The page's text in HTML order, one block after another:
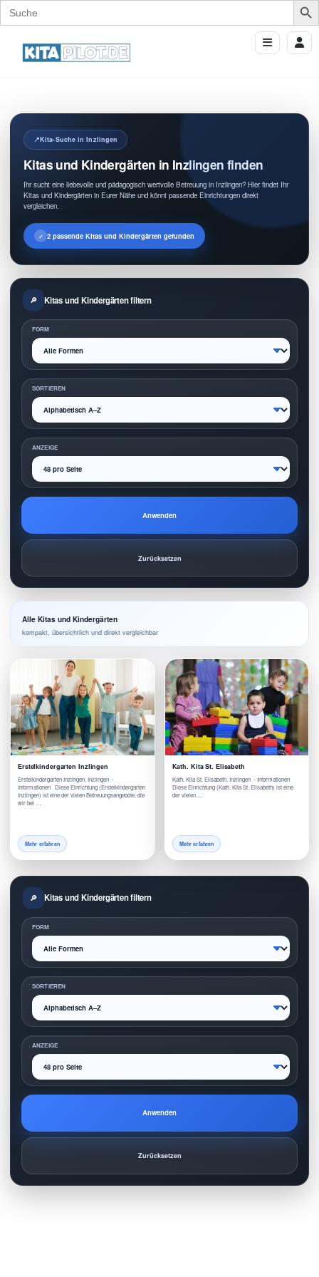
Search
for:
Kita-Suche in Inzlingen
Kitas und Kindergärten in Inzlingen finden
Ihr sucht eine liebevolle und pädagogisch wertvolle Betreuung in Inzlingen? Hier findet Ihr
Kitas und Kindergärten in Eurer Nähe und könnt passende Einrichtungen direkt
vergleichen.
2 passende Kitas und Kindergärten gefunden
Kitas und Kindergärten filtern
FORM
SORTIEREN
ANZEIGE
Anwenden
Zurücksetzen
Alle Kitas und Kindergärten
kompakt, übersichtlich und direkt vergleichbar
Erstelkindergarten Inzlingen
Erstelkindergarten Inzlingen, Inzlingen -
Informationen Diese Einrichtung (Erstelkindergarten
Inzlingen) ist eine der vielen Betreuungsangebote, die
wir bei …
Mehr erfahren
Kath. Kita St. Elisabeth
Kath. Kita St. Elisabeth, Inzlingen - Informationen
Diese Einrichtung (Kath. Kita St. Elisabeth) ist eine
der vielen …
Mehr erfahren
Kitas und Kindergärten filtern
FORM
SORTIEREN
ANZEIGE
Anwenden
Zurücksetzen